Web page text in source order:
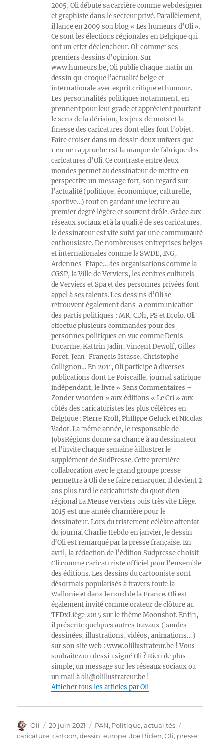
2005, Oli débute sa carrière comme webdesigner
et graphiste dans le secteur privé. Parallèlement,
il lance en 2009 son blog « Les humeurs d’Oli ».
Ce sont les élections régionales en Belgique qui
ont un effet déclencheur. Oli commet ses
premiers dessins d’opinion. Sur
www.humeurs.be, Oli publie chaque matin un
dessin qui croque l’actualité belge et
internationale avec esprit critique et humour.
Les personnalités politiques notamment, en
prennent pour leur grade et apprécient pourtant
le sens de la dérision, les jeux de mots et la
finesse des caricatures dont elles font l’objet.
Faire croiser dans un dessin deux univers que
rien ne rapproche est la marque de fabrique des
caricatures d’Oli. Ce contraste entre deux
mondes permet au dessinateur de mettre en
perspective un message fort, son regard sur
l’actualité (politique, économique, culturelle,
sportive…) tout en gardant une lecture au
premier degré légère et souvent drôle. Grâce aux
réseaux sociaux et à la qualité de ses caricatures,
le dessinateur est vite suivi par une communauté
enthousiaste. De nombreuses entreprises belges
et internationales comme la SWDE, ING,
Ardennes-Etape… des organisations comme la
CGSP, la Ville de Verviers, les centres culturels
de Verviers et Spa et des personnes privées font
appel à ses talents. Les dessins d’Oli se
retrouvent également dans la communication
des partis politiques : MR, CDh, PS et Ecolo. Oli
effectue plusieurs commandes pour des
personnes politiques en vue comme Denis
Ducarme, Kattrin Jadin, Vincent Dewolf, Gilles
Foret, Jean-François Istasse, Christophe
Collignon… En 2011, Oli participe à diverses
publications dont Le Poiscaille, journal satirique
indépendant, le livre « Sans Commentaires –
Zonder woorden » aux éditions « Le Cri » aux
côtés des caricaturistes les plus célèbres en
Belgique : Pierre Kroll, Philippe Geluck et Nicolas
Vadot. La même année, le responsable de
JobsRégions donne sa chance à au dessinateur
et l’invite chaque semaine à illustrer le
supplément de SudPresse. Cette première
collaboration avec le grand groupe presse
permettra à Oli de se faire remarquer. Il devient 2
ans plus tard le caricaturiste du quotidien
régional La Meuse Verviers puis très vite Liège.
2015 est une année charnière pour le
dessinateur. Lors du tristement célèbre attentat
du journal Charlie Hebdo en janvier, le dessin
d’Oli est remarqué par la presse française. En
avril, la rédaction de l’édition Sudpresse choisit
Oli comme caricaturiste officiel pour l’ensemble
des éditions. Les dessins du cartooniste sont
désormais popularisés à travers toute la
Wallonie et dans le nord de la France. Oli est
également invité comme orateur de clôture au
TEDxLiège 2015 sur le thème Moonshot. Enfin,
il présente quelques autres travaux (bandes
dessinées, illustrations, vidéos, animations… )
sur son site web : www.olillustrateur.be ! Vous
souhaitez un dessin signé Oli ? Rien de plus
simple, un message sur les réseaux sociaux ou
un mail à oli@olillustrateur.be !
Afficher tous les articles par Oli
Auteur
Oli
Publié
le
20 juin 2021 Catégories
PAN, Politique, actualités
caricature,cartoon,dessin,europe,Joe Biden,Oli, presse,